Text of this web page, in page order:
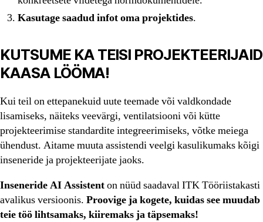
Kasutage saadud infot oma projektides.
KUTSUME KA TEISI PROJEKTEERIJAID
KAASA LÖÖMA!
Kui teil on ettepanekuid uute teemade või valdkondade
lisamiseks, näiteks veevärgi, ventilatsiooni või kütte
projekteerimise standardite integreerimiseks, võtke meiega
ühendust. Aitame muuta assistendi veelgi kasulikumaks kõigi
inseneride ja projekteerijate jaoks.
Inseneride AI Assistenton nüüd saadaval ITK Tööriistakasti
avalikus versioonis. Proovige ja kogete, kuidas see muudab
teie töö lihtsamaks, kiiremaks ja täpsemaks!